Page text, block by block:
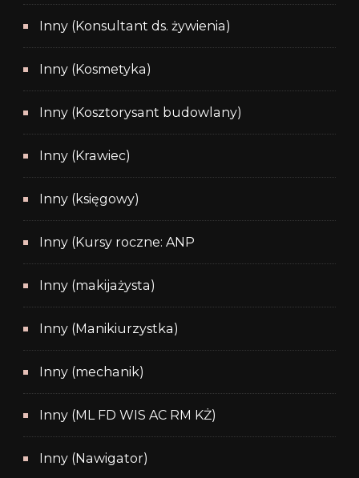
Inny (Konsultant ds. żywienia)
Inny (Kosmetyka)
Inny (Kosztorysant budowlany)
Inny (Krawiec)
Inny (księgowy)
Inny (Kursy roczne: ANP
Inny (makijażysta)
Inny (Manikiurzystka)
Inny (mechanik)
Inny (ML FD WIS AC RM KŻ)
Inny (Nawigator)